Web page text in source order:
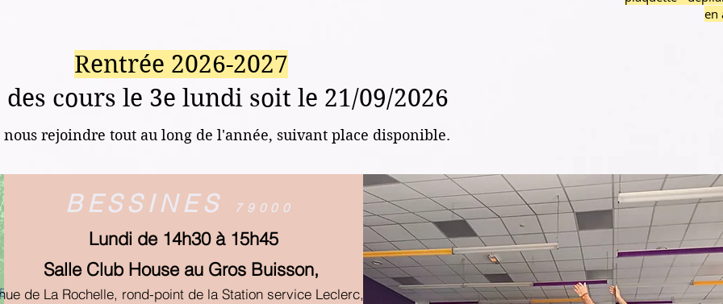
en
Rentrée 2026-2027
des cours le 3e lundi soit le 21/09/2026
rejoindre tout au long de l'année, suivant place disponible.
BESSINES 79000
Lundi de 14h30 à 15h45
Salle Club House au Gros Buisson,
de La Rochelle, rond-pointde la Station service Leclerc,